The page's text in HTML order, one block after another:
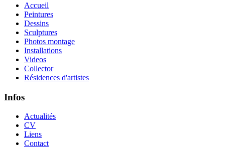
Accueil
Peintures
Dessins
Sculptures
Photos montage
Installations
Videos
Collector
Résidences d'artistes
Infos
Actualités
CV
Liens
Contact